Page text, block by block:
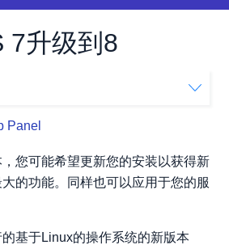
7升级到8
Panel
您可能希望更新您的安装以获得新
的功能。同样也可以应用于您的服
基于Linux的操作系统的新版本